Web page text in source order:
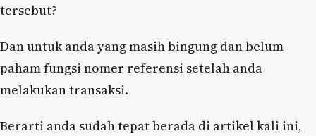
tersebut?
Dan untuk anda yang masih bingung dan belum
paham fungsi nomer referensi setelah anda
melakukan transaksi.
Berarti anda sudah tepat berada di artikel kali ini,